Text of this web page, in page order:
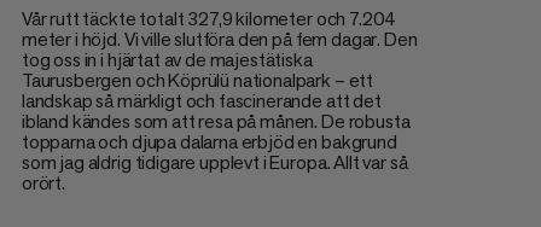
Vår rutt täckte totalt 327,9 kilometer och 7.204
meter i höjd. Vi ville slutföra den på fem dagar. Den
tog oss in i hjärtat av de majestätiska
Taurusbergen och Köprülü nationalpark – ett
landskap så märkligt och fascinerande att det
ibland kändes som att resa på månen. De robusta
topparna och djupa dalarna erbjöd en bakgrund
som jag aldrig tidigare upplevt i Europa. Allt var så
orört.